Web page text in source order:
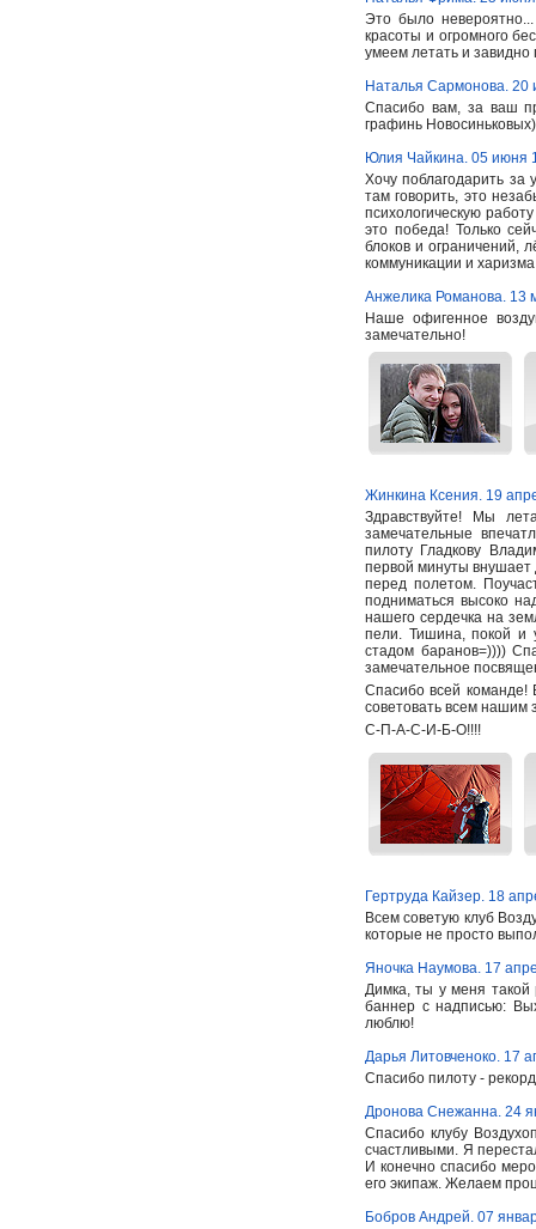
Это было
красоты и огромного
умеем летать и
Наталья Сармонова. 20
Спасибо вам, за ваш
графинь Новосиньковых)
Юлия Чайкина. 05 июня
Хочу поблагодарить
там говорить, это
психологическую
это победа! Только
блоков и ограничений,
коммуникации и
Анжелика Романова. 13
Наше офигенное
замечательно!
Жинкина Ксения. 19
Здравствуйте! Мы
замечательные
пилоту Гладкову
первой минуты внушает
перед полетом.
подниматься высоко
нашего сердечка на
пели. Тишина, покой и
стадом баранов=))))
замечательное
Спасибо всей
советовать всем
С-П-А-С-И-Б-О!!!!
Гертруда Кайзер. 18
Всем советую клуб
которые не просто
Яночка Наумова. 17
Димка, ты у меня такой
баннер с надписью:
люблю!
Дарья Литовченоко. 17
Спасибо пилоту -
Дронова Снежанна. 24
Спасибо клубу
счастливыми. Я
И конечно спасибо
его экипаж. Желаем
Бобров Андрей. 07